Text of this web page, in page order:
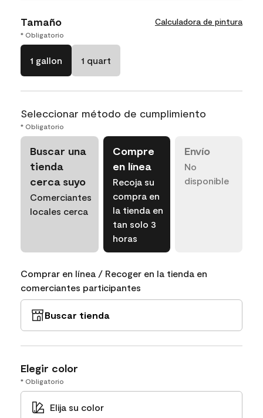
Tamaño Calculadora de pintura
* Obligatorio
1 gallon 1 quart
Seleccionar método de cumplimiento
* Obligatorio
Buscar una
tienda
cerca suyo
Comerciantes
locales cerca
Compre
en línea
Recoja su
compra en
la tienda en
tan solo 3
horas
Envío
No
disponible
Comprar en línea / Recoger en la tienda en
comerciantes participantes
Buscar tienda
Elegir color
* Obligatorio
Elija su color